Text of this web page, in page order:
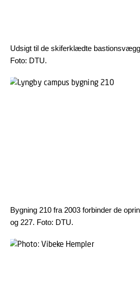
Udsigt til de skiferklædte
Foto: DTU.
Bygning 210 fra 2003 forbinder de
og 227. Foto: DTU.